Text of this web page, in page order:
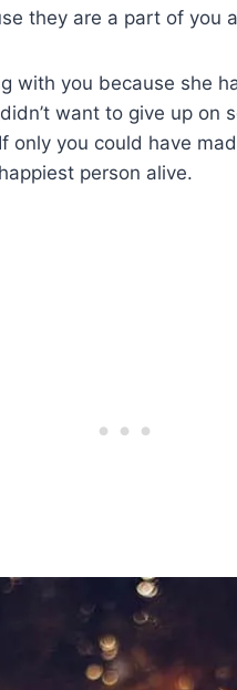
they are a part of you
with you because she
want to give up on
only you could have
person alive.